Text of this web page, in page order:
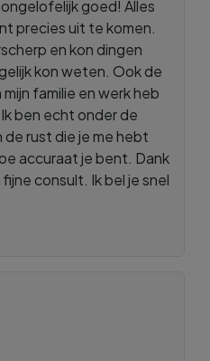
goed! Alles
precies uit te komen.
en kon dingen
kon weten. Ook de
familie en werk heb
ben echt onder de
de rust die je me hebt
accuraat je bent. Dank
consult. Ik bel je snel